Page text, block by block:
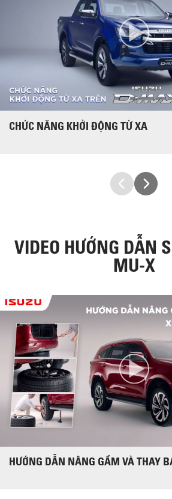
CHỨC NĂNG KHỞI ĐỘNG TỪ XA
VIDEO HƯỚNG DẪN
MU-X
HƯỚNG DẪN NÂNG GẦM VÀ THAY